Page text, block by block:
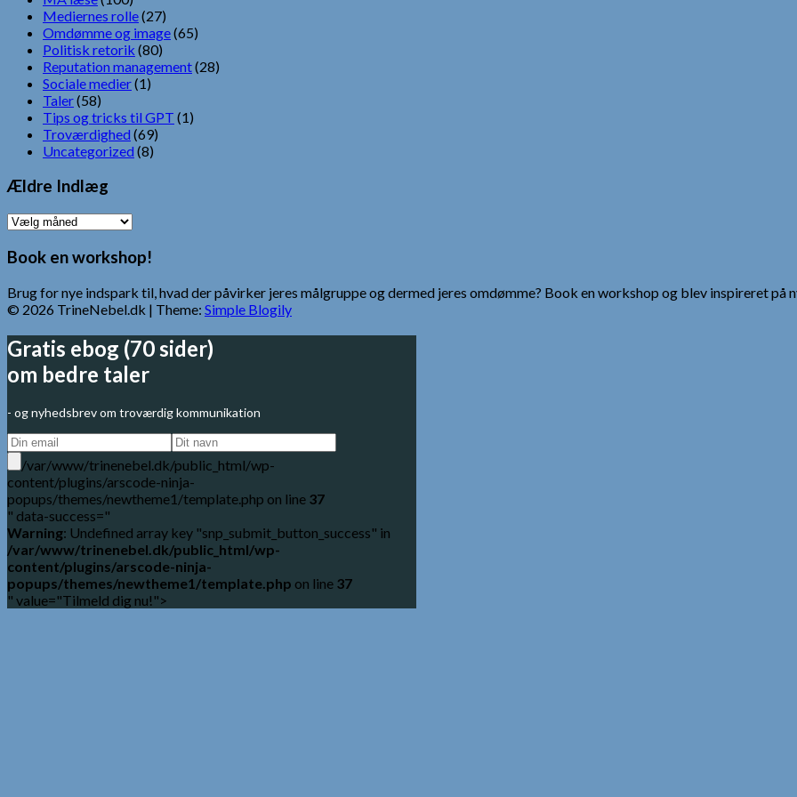
Mediernes rolle(27)
Omdømme og image(65)
Politisk retorik (80)
Reputation management(28)
Sociale medier(1)
Taler(58)
Tips og tricks til GPT (1)
Troværdighed (69)
Uncategorized (8)
Ældre Indlæg
Ældre
Book en workshop!
Brug for nye indspark til, hvad der påvirker jeres målgruppe og dermed jeres omdømme? Book en workshop og blev inspireret på
© 2026 TrineNebel.dk | Theme: Simple Blogily
Gratis ebog (70 sider)
om bedre taler
- og nyhedsbrev om troværdig kommunikation
/var/www/trinenebel.dk/public_html/wp-
content/plugins/arscode-ninja-
popups/themes/newtheme1/template.php on line 37
" data-success="
Warning: Undefined array key "snp_submit_button_success" in
/var/www/trinenebel.dk/public_html/wp-
content/plugins/arscode-ninja-
popups/themes/newtheme1/template.php on line 37
" value="Tilmeld dig nu!">